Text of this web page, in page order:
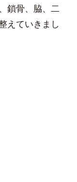
鎖骨、脇、二
えていきまし